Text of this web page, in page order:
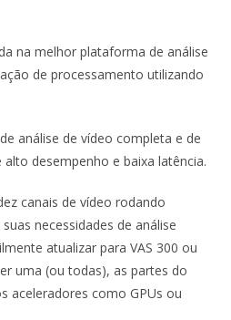
na melhor plataforma de análise
de processamento utilizando
análise de vídeo completa e de
desempenho e baixa latência.
canais de vídeo rodando
necessidades de análise
atualizar para VAS 300 ou
uma (ou todas), as partes do
aceleradores como GPUs ou